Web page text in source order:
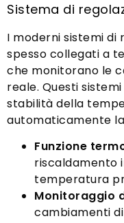
Sistema di
I moderni sistemi di
spesso collegati a
che monitorano le
reale. Questi
stabilità della
automaticamente
Funzione
riscaldamento
temperatura
Monitoraggio
cambiamenti